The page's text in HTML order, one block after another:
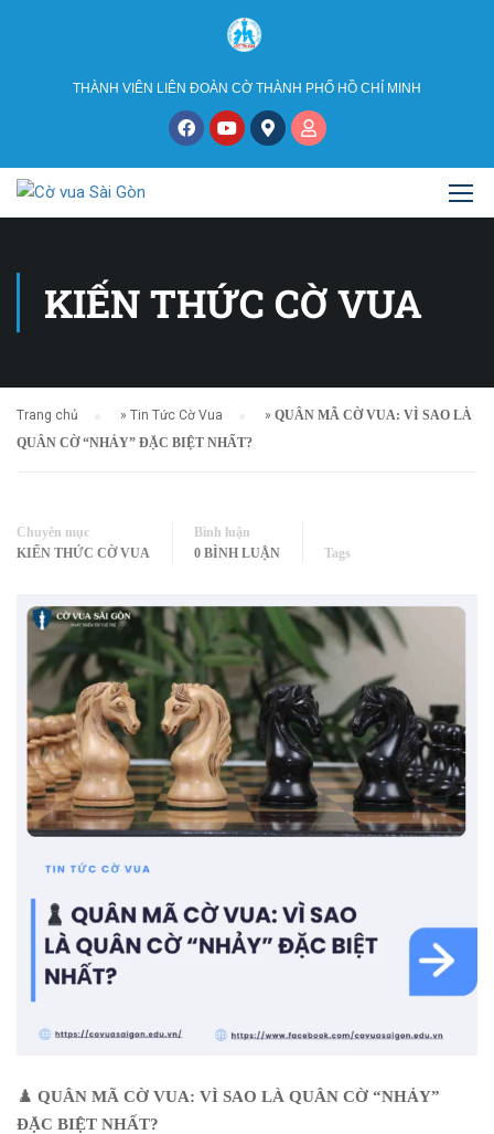
THÀNH VIÊN LIÊN ĐOÀN CỜ THÀNH PHỐ HỒ CHÍ MINH
KIẾN THỨC CỜ VUA
Trang chủ » Tin Tức Cờ Vua » QUÂN MÃ CỜ VUA: VÌ SAO LÀ
QUÂN CỜ “NHẢY” ĐẶC BIỆT NHẤT?
Chuyên mục
KIẾN THỨC CỜ VUA
Bình luận
0 BÌNH LUẬN
Tags
♟️ QUÂN MÃ CỜ VUA: VÌ SAO LÀ QUÂN CỜ “NHẢY”
ĐẶC BIỆT NHẤT?